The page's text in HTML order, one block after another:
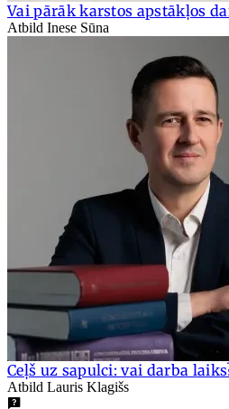
Vai pārāk karstos apstākļos
Atbild Inese Sūna
Ceļš uz sapulci: vai darba
Atbild Lauris Klagišs